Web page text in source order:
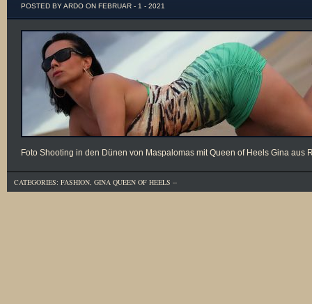
POSTED BY ARDO ON FEBRUAR - 1 - 2021
Foto Shooting in den Dünen von Maspalomas mit Queen of Heels Gina
CATEGORIES: FASHION, GINA QUEEN OF HEELS --